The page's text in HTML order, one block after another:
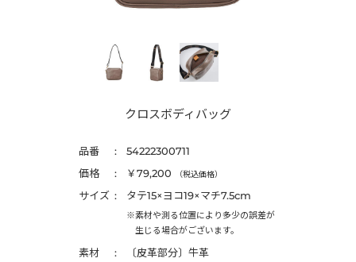
クロスボディバッグ
品番
54222300711
価格
￥79,200 （税込価格）
サイズ タテ15×ヨコ19×マチ7.5cm
※素材や測る位置により多少の誤差が
生じる場合がございます。
素材
〔皮革部分〕牛革